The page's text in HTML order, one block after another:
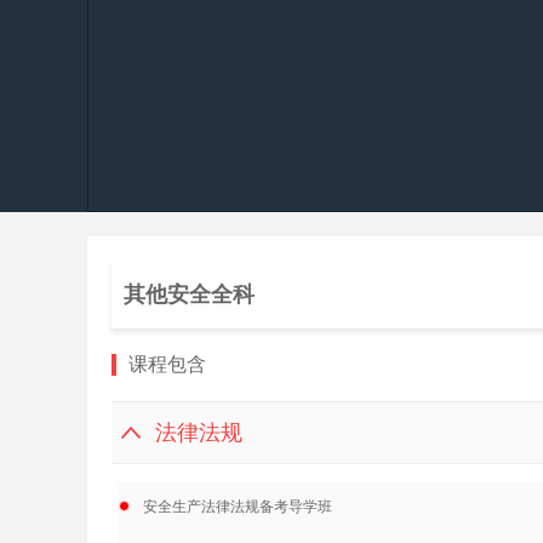
其他安全全科
课程包含
法律法规
安全生产法律法规备考导学班